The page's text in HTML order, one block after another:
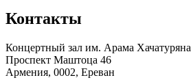
Контакты
Концертный зал им. Арама Хачатуряна
Проспект Маштоца 46
Армения, 0002, Ереван